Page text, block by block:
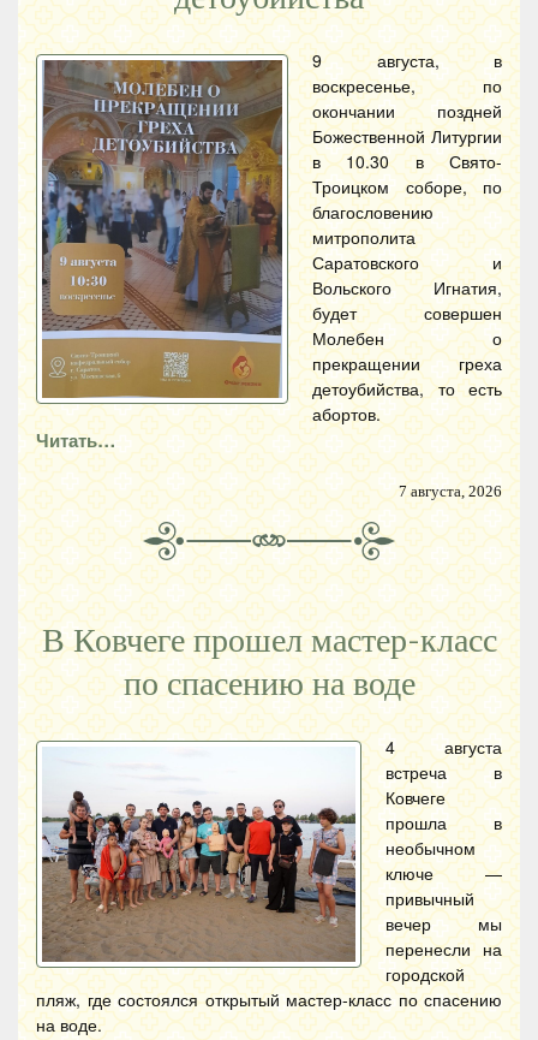
9 августа, в
воскресенье, по
окончании поздней
Божественной Литургии
в 10.30 в Свято-
Троицком соборе, по
благословению
митрополита
Саратовского и
Вольского Игнатия,
будет совершен
Молебен о
прекращении греха
детоубийства, то есть
абортов.
Читать…
7 августа, 2026
В Ковчеге прошел мастер-класс
по спасению на воде
4 августа
встреча в
Ковчеге
прошла в
необычном
ключе —
привычный
вечер мы
перенесли на
городской
пляж, где состоялся открытый мастер-класс по спасению
на воде.